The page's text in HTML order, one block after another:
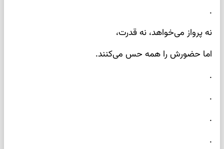
.
نه پرواز می‌خواهد، نه قدرت،
اما حضورش را همه حس می‌کنند.
.
.
.
.